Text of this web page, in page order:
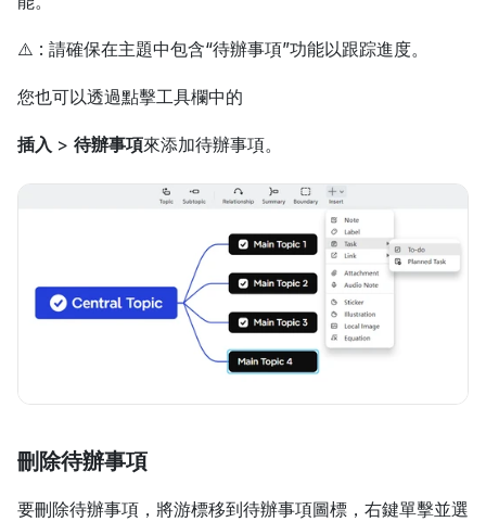
⚠️ : 請確保在主題中包含“待辦事項”功能以跟踪進度。
您也可以透過點擊工具欄中的
插入 > 待辦事項來添加待辦事項。
刪除待辦事項
要刪除待辦事項，將游標移到待辦事項圖標，右鍵單擊並選